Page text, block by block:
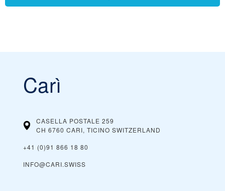
Carì
CASELLA POSTALE 259
CH 6760 CARI, TICINO SWITZERLAND
+41 (0)91 866 18 80
INFO@CARI.SWISS